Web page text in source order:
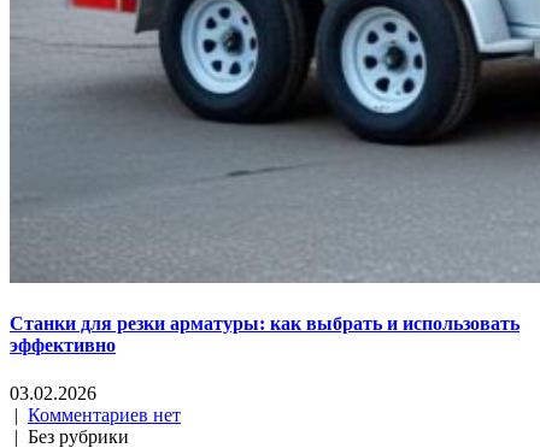
Станки для резки арматуры: как выбрать и использовать
эффективно
03.02.2026
| Комментариев нет
| Без рубрики